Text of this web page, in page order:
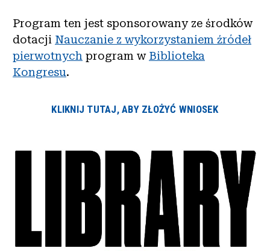
Program ten jest sponsorowany ze środków
dotacji Nauczanie z wykorzystaniem źródeł
pierwotnych program w Biblioteka
Kongresu.
KLIKNIJ TUTAJ, ABY ZŁOŻYĆ WNIOSEK